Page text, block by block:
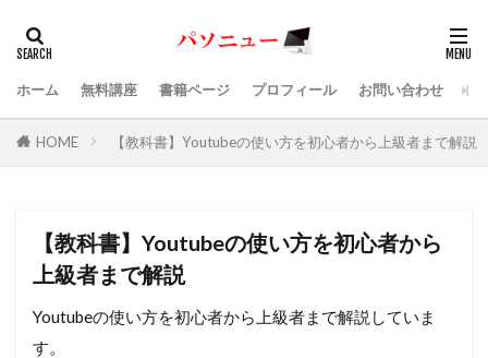
ホーム 無料講座 書籍ページ プロフィール お問い合わせ
HOME 【教科書】Youtubeの使い方を初心者から上級者まで解説
【教科書】Youtubeの使い方を初心者から
上級者まで解説
Youtubeの使い方を初心者から上級者まで解説していま
す。